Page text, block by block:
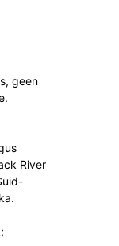
geen
River